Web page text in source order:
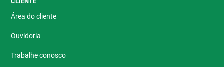
Área do cliente
Ouvidoria
Trabalhe conosco